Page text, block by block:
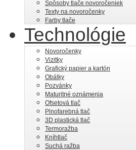
Spôsoby tlače novoročeniek
Texty na novoročenky
Farby tlače
Technológie
Novoročenky
Vizitky
Grafický papier a kartón
Obálky
Pozvánky
Maturitné oznámenia
Ofsetová tlač
Plnofarebná tlač
3D plastická tlač
Termoražba
Kníhtlač
Suchá ražba